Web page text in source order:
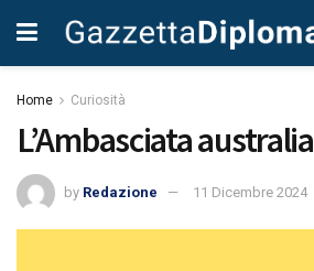
Home Curiosità
L’Ambasciata
by Redazione 11 Dicembre 2024